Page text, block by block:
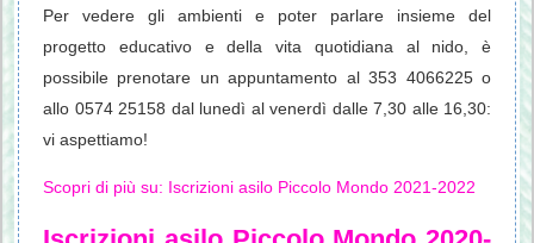
Per vedere gli ambienti e poter parlare insieme del
progetto educativo e della vita quotidiana al nido, è
possibile prenotare un appuntamento al 353 4066225 o
allo 0574 25158 dal lunedì al venerdì dalle 7,30 alle 16,30:
vi aspettiamo!
Scopri di più su: Iscrizioni asilo Piccolo Mondo 2021-2022